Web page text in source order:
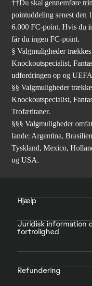
††Du skal gennemføre
pointuddeling senest den
6.000 FC-point. Hvis du
får du ingen FC-point.
§ Valgmuligheder
Knockoutspecialist,
udfordringen op og
§§ Valgmuligheder
Knockoutspecialist,
Trofætitaner.
§§§ Valgmuligheder
lande: Argentina,
Tyskland, Mexico,
og USA.
Hjælp
Juridisk information
fortrolighed
Refundering